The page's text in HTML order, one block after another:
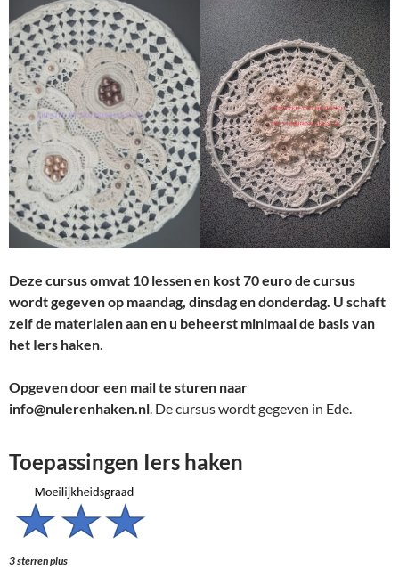
Deze cursus omvat 10 lessen en kost 70 euro de cursus
wordt gegeven op maandag, dinsdag en donderdag. U schaft
zelf de materialen aan en u beheerst minimaal de basis van
het Iers haken.
Opgeven door een mail te sturen naar
info@nulerenhaken.nl. De cursus wordt gegeven in Ede.
Toepassingen Iers haken
3 sterren plus